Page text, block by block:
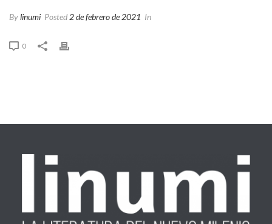
Bylinumi Posted 2 de febrero de 2021 In
0